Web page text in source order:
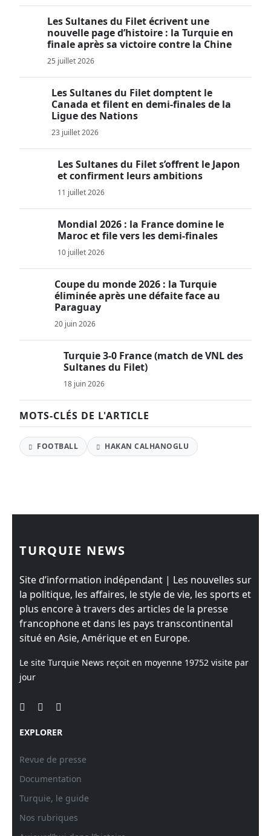
Les Sultanes du Filet écrivent une
nouvelle page d’histoire : la Turquie en
finale après sa victoire contre la Chine
25 juillet 2026
Les Sultanes du Filet domptent le
Canada et filent en demi-finales de la
Ligue des Nations
23 juillet 2026
Les Sultanes du Filet s’offrent le Japon
et confirment leurs ambitions
11 juillet 2026
Mondial 2026 : la France domine le
Maroc et file vers les demi-finales
10 juillet 2026
Coupe du monde 2026 : la Turquie
éliminée après une défaite face au
Paraguay
20 juin 2026
Turquie 3-0 France (match de VNL des
Sultanes du Filet)
18 juin 2026
MOTS-CLÉS DE L'ARTICLE
FOOTBALL HAKAN CALHANOGLU
TURQUIE NEWS
Site d’information indépendant | Les nouvelles sur
la politique, les affaires, le style de vie, les sports et
plus encore à travers des articles de la presse
francophone et dans les pays transcontinental
situé en Asie, Amérique et en Europe.
Le site Turquie News reçoit en moyenne 19752 visite par
jour
EXPLORER
Revue de presse
Documentation
Turquie, le guide
Nos rubriques